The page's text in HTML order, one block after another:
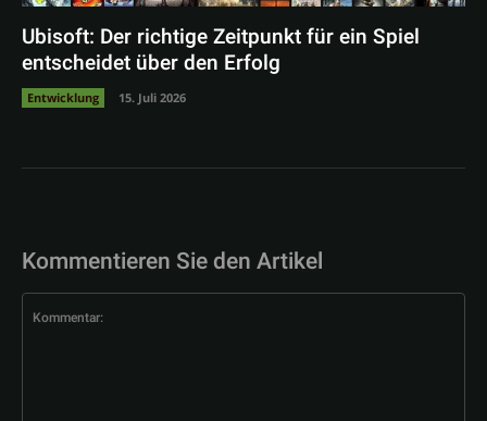
Ubisoft: Der richtige Zeitpunkt für ein Spiel
entscheidet über den Erfolg
Entwicklung 15. Juli 2026
Kommentieren Sie den Artikel